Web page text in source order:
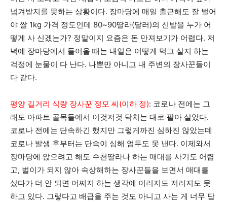
넘겨받지를 못하는 상황이다. 장마당에 매일 출근해도 잘 벌어
야 쌀 1kg 가격 정도인데 80~90딸라(달러)의 신발을 누가 어
떻게 사 신겠는가? 정말이지 요즘은 돈 만져보기가 어렵다. 저
녁에 장마당에서 들어올 때는 내일은 어떻게 먹고 살지 하는
걱정에 눈물이 다 난다. 나뿐만 아니고 내 주변의 장사꾼들이
다 같다.
평양 길거리 식량 장사꾼 정모 씨(이하 정): 코로나 전에는 그
래도 아파트 골목들에서 이것저것 닥치는 대로 팔아 살았다.
코로나 전에는 단속하긴 했지만 그렇게까진 심하진 않았는데
코로나 발생 후부터는 단속이 심해 엄두도 못 낸다. 이제와서
장마당에 앉으려고 해도 수천딸라나 하는 매대를 사기도 어렵
고, 벌이가 되지 않아 속상해하는 장사꾼들을 보면서 매대를
샀다가 더 안 되면 어쩌지 하는 생각에 이러지도 저러지도 못
하고 있다. 그렇다고 배급을 주는 것도 아니고 사는 게 너무 답